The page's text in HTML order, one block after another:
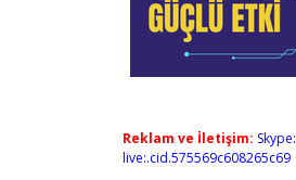
Reklam ve İletişim: Skype:
live:.cid.575569c608265c69